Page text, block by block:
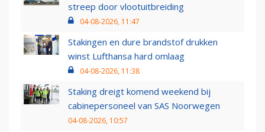
streep door vlootuitbreiding
04-08-2026, 11:47
Stakingen en dure brandstof drukken
winst Lufthansa hard omlaag
04-08-2026, 11:38
Staking dreigt komend weekend bij
cabinepersoneel van SAS Noorwegen
04-08-2026, 10:57